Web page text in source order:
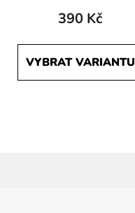
390 Kč
VYBRAT VARIANTU